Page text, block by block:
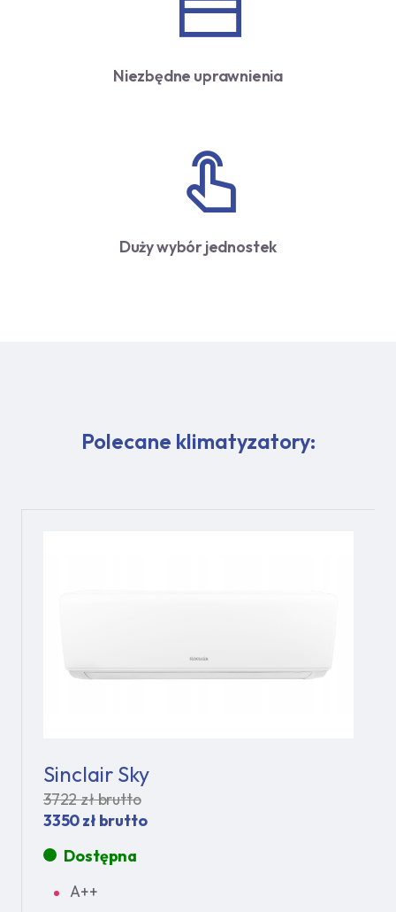
Niezbędne uprawnienia
Duży wybór jednostek
Polecane klimatyzatory:
Sinclair Sky
3722 zł brutto
3350 zł brutto
Dostępna
A++